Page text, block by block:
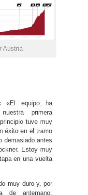
Austria
«El equipo ha
primera
tuve muy
éxito en el tramo
demasiado antes
Estoy muy
en una vuelta
muy duro y, por
de antemano.